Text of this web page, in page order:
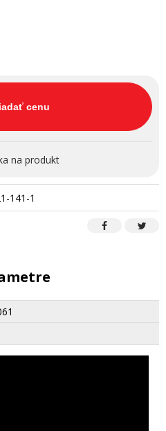
cenu
na produkt
141-1